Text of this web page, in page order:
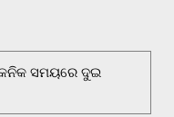
ସମୟରେ ଦୁଇ